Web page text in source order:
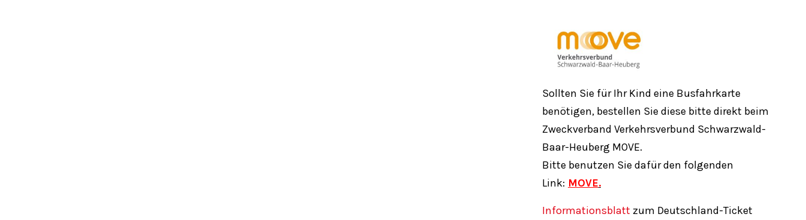
Sollten Sie für Ihr Kind eine Busfahrkarte
benötigen, bestellen Sie diese bitte direkt beim
Zweckverband Verkehrsverbund Schwarzwald-
Baar-Heuberg MOVE.
Bitte benutzen Sie dafür den folgenden
Link: MOVE.
Informationsblatt zum Deutschland-Ticket